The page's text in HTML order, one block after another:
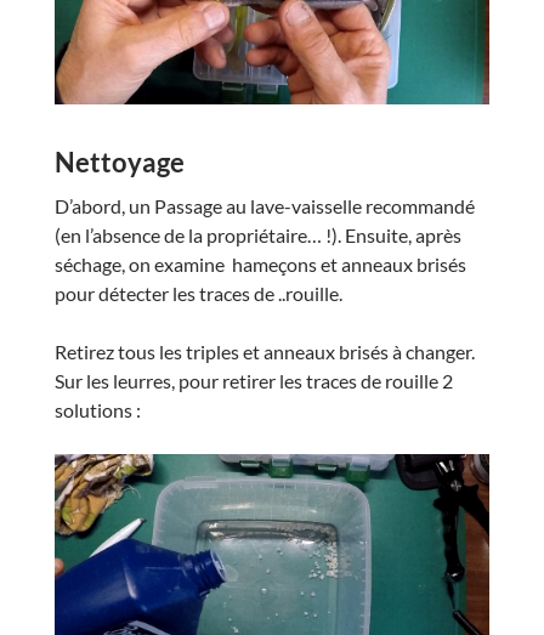
Nettoyage
D’abord, un Passage au lave-vaisselle recommandé
(en l’absence de la propriétaire… !). Ensuite, après
séchage, on examine hameçons et anneaux brisés
pour détecter les traces de ..rouille.
Retirez tous les triples et anneaux brisés à changer.
Sur les leurres, pour retirer les traces de rouille 2
solutions :